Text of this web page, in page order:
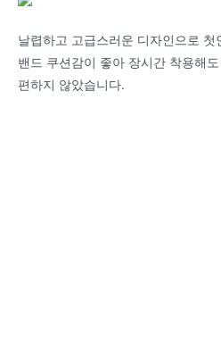
날렵하고 고급스러운 디자인으로
밴드 쿠션감이 좋아 장시간 착용해
편하지 않았습니다.